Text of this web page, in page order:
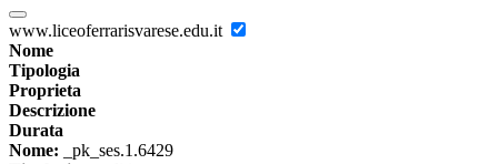
www.liceoferrarisvarese.edu.it
Nome
Tipologia
Proprieta
Descrizione
Durata
Nome: _pk_ses.1.6429